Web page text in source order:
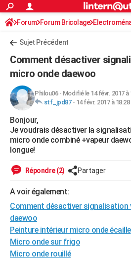
ACTUALITÉS
Politique
Société
Faits Divers
Education
Monde
Villes
+
Programme TV
Streaming
Cinéma
Sorties cinéma
Musique
FINANCE
Retraite
Impôts
Epargne
Immobilier
Risques naturels par ville
Banque
Assurance
Crédit
AUTO
Essais
Réserver un essai
Citadines
Berlines
SUV
Forum auto
HIGH-TECH
Mobiles
Meilleur smartphone
Internet
Ordinateurs
Jeux vidéo
Guide high-tech
+BRICOLAGE
Forum
Aménagement intérieur
Extérieur
Cuisine
Salle de bains
Jardinage
Rangement
WEEK-END
Guides de France
Escapades
Patrimoine
Expositions
Musées
Week-end nature
LIFESTYLE
Art de vivre
Bien-être
Loisirs
Mode
Modes de vie
SANTE
Alimentation
Guide de la santé
Maladies
Médicaments
Sommeil
VOYAGE
Destinations
City break
Voyage nature
Voyage de noces
Forum
Climat
+PHOTO
GUIDES D'ACHAT
S'inscrire
Connexion
Forum Forum Bricolage
Sujet Précédent
Comment désactiver
micro onde daewoo
Philou06- Modifié le 14 févr. 2017 à
stf_jpd87- 14 févr. 2017 à 18:28
Bonjour,
Je voudrais désactiver la
micro onde combiné +vapeur
longue!
Répondre (2) Partager
A voir également:
Comment désactiver signalisation
daewoo
Peinture intérieur micro onde écaille
Micro onde sur frigo
Micro onde rouillé